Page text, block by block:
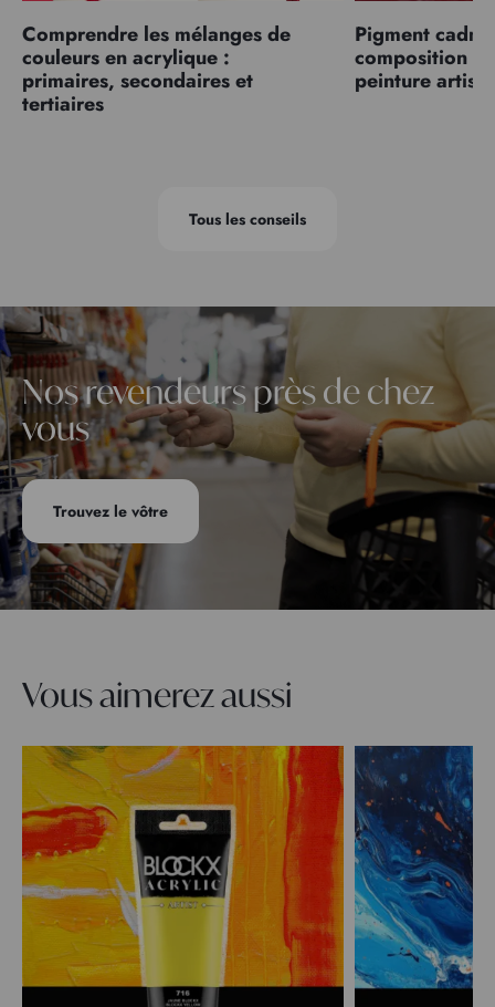
Comprendre les mélanges de
couleurs en acrylique :
primaires, secondaires et
tertiaires
Pigment
composition
peinture
Tous les conseils
Nos revendeurs près de chez
vous
Trouvez le vôtre
Vous aimerez aussi